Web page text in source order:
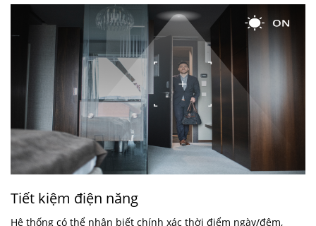
Tiết kiệm điện năng
Hệ thống có thể nhận biết chính xác thời điểm ngày/đêm,